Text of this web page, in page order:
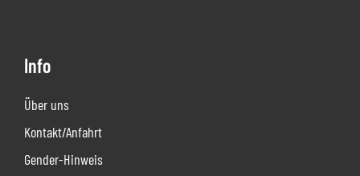
Info
Über uns
Kontakt/Anfahrt
Gender-Hinweis